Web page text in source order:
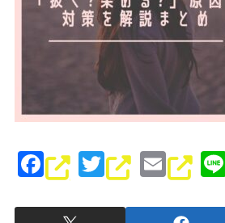
F
a
c
T
wi
tt
E
m
ai